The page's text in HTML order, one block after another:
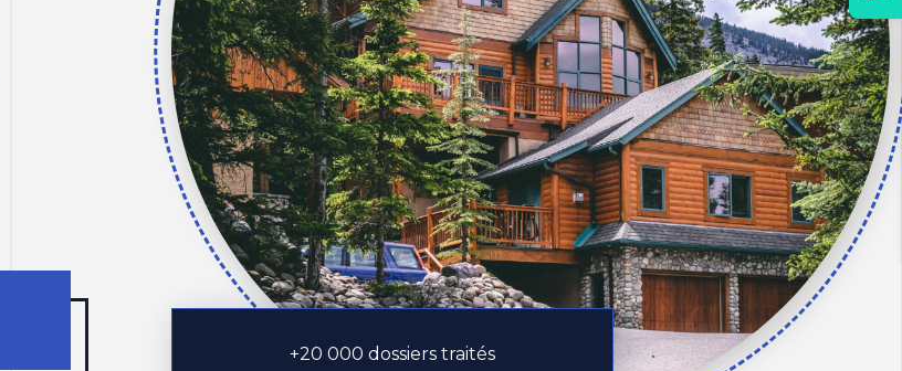
+20 000 dossiers traités